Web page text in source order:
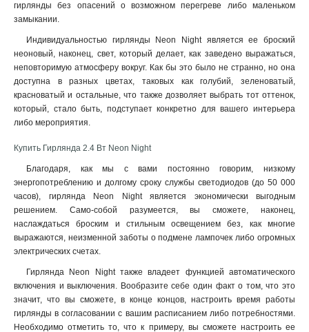
гирлянды без опасений о возможном перегреве либо маленьком
замыкании.
Индивидуальностью гирлянды Neon Night является ее броский
неоновый, наконец, свет, который делает, как заведено выражаться,
неповторимую атмосферу вокруг. Как бы это было не странно, но она
доступна в разных цветах, таковых как голубий, зеленоватый,
красноватый и остальные, что также дозволяет выбрать тот оттенок,
который, стало быть, подступает конкретно для вашего интерьера
либо мероприятия.
Купить Гирлянда 2.4 Вт Neon Night
Благодаря, как мы с вами постоянно говорим, низкому
энергопотреблению и долгому сроку службы светодиодов (до 50 000
часов), гирлянда Neon Night является экономически выгодным
решением. Само-собой разумеется, вы сможете, наконец,
наслаждаться броским и стильным освещением без, как многие
выражаются, неизменной заботы о подмене лампочек либо огромных
электрических счетах.
Гирлянда Neon Night также владеет функцией автоматического
включения и выключения. Вообразите себе один факт о том, что это
значит, что вы сможете, в конце концов, настроить время работы
гирлянды в согласовании с вашим расписанием либо потребностями.
Необходимо отметить то, что к примеру, вы сможете настроить ее